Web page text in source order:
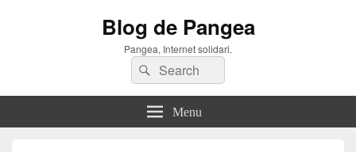
Blog de Pangea
Pangea, Internet solidari.
Search
for:
Search
Menu